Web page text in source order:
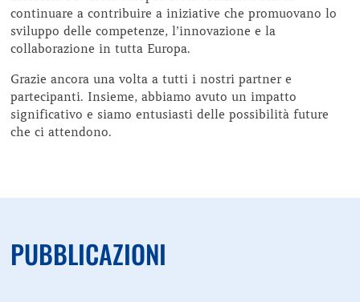
continuare a contribuire a iniziative che promuovano lo
sviluppo delle competenze, l’innovazione e la
collaborazione in tutta Europa.
Grazie ancora una volta a tutti i nostri partner e
partecipanti. Insieme, abbiamo avuto un impatto
significativo e siamo entusiasti delle possibilità future
che ci attendono.
PUBBLICAZIONI